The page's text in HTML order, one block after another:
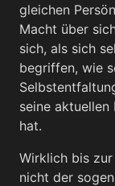
gleichen
Macht über
sich, als sich
begriffen, wie
seine
hat.
Wirklich bis
nicht der